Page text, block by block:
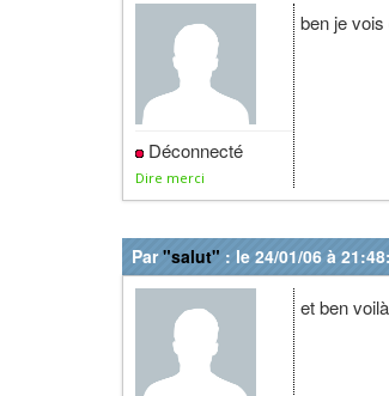
Déconnecté
Dire merci
ben je
Par"salut" : le 24/01/06 à
et ben